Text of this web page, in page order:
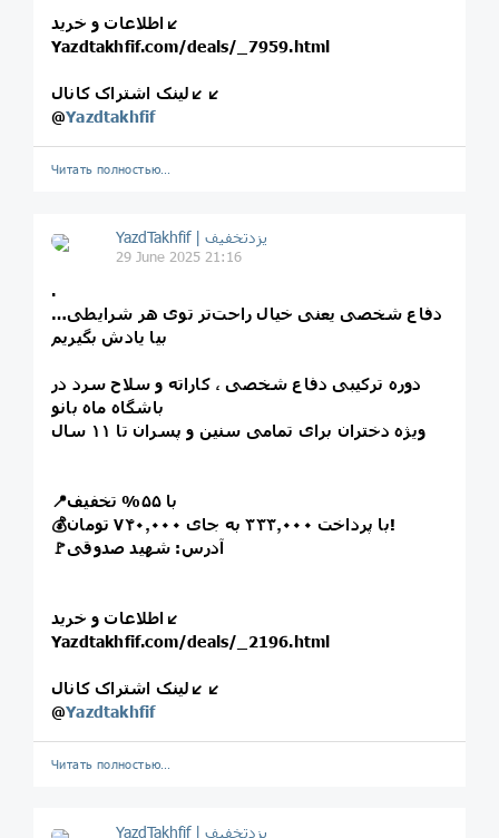
اطلاعات و خرید↙️
Yazdtakhfif.com/deals/_7959.html
لینک اشتراک کانال↙️↙️
@Yazdtakhfif
Читать полностью…
29 June 2025 21:16
.
دفاع شخصی یعنی خیال راحت‌تر توی هر شرایطی…
بیا یادش بگیریم
دوره ترکیبی دفاع شخصی ، کاراته و سلاح سرد در
باشگاه ماه بانو
ویژه دختران برای تمامی سنین و پسران تا ۱۱ سال
📍با ۵۵% تخفیف
💰با پرداخت ۳۳۳٫۰۰۰ به جای ۷۴۰٫۰۰۰ تومان!
🚩آدرس: شهید صدوقی
اطلاعات و خرید↙️
Yazdtakhfif.com/deals/_2196.html
لینک اشتراک کانال↙️↙️
@Yazdtakhfif
Читать полностью…